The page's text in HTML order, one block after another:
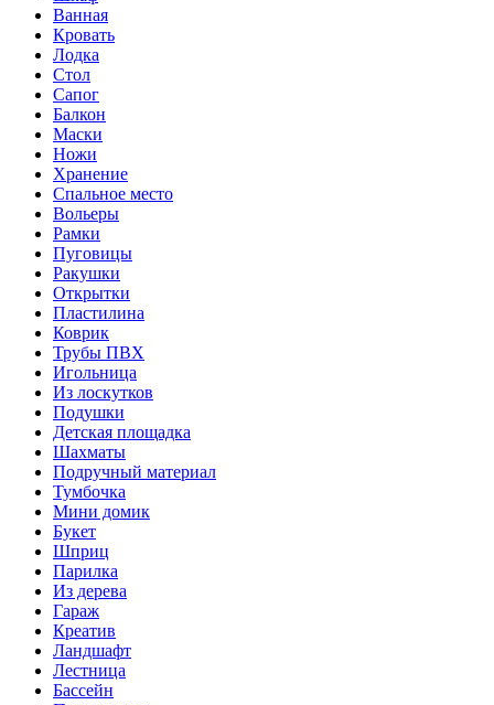
Ванная
Кровать
Лодка
Стол
Сапог
Балкон
Маски
Ножи
Хранение
Спальное место
Вольеры
Рамки
Пуговицы
Ракушки
Открытки
Пластилина
Коврик
Трубы ПВХ
Игольница
Из лоскутков
Подушки
Детская площадка
Шахматы
Подручный материал
Тумбочка
Мини домик
Букет
Шприц
Парилка
Из дерева
Гараж
Креатив
Ландшафт
Лестница
Бассейн